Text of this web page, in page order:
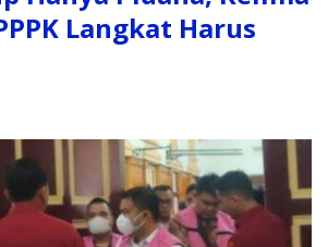
Langkat Harus